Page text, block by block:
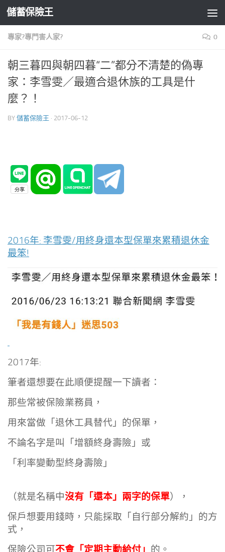
Skip to content
儲蓄保險王
專家?專門害人家? 0
朝三暮四與朝四暮“二”都分不清楚的偽專
家：李雪雯／最適合退休族的工具是什
麼？！
BY 儲蓄保險王 · 2017-06-12
2016年: 李雪雯/用終身還本型保單來累積退休金
最笨!
2017年:
筆者還想要在此順便提醒一下讀者：
那些常被保險業務員，
用來當做「退休工具替代」的保單，
不論名字是叫「增額終身壽險」或
「利率變動型終身壽險」
（就是名稱中沒有「還本」兩字的保單），
保戶想要用錢時，只能採取「自行部分解約」的方
式，
保險公司可不會「定期主動給付」 的。